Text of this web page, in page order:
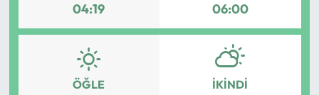
04:19 06:00
ÖĞLE İKINDI
Karikatür Galeri
ASTROLOJİ